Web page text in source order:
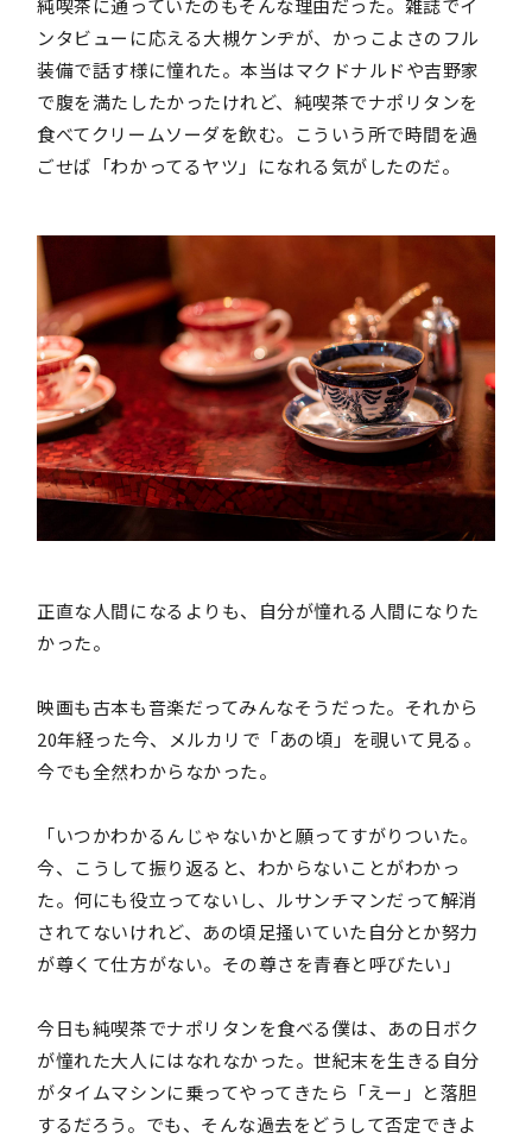
純喫茶に通っていたのもそんな理由だった。雑誌でイ
ンタビューに応える大槻ケンヂが、かっこよさのフル
装備で話す様に憧れた。本当はマクドナルドや吉野家
で腹を満たしたかったけれど、純喫茶でナポリタンを
食べてクリームソーダを飲む。こういう所で時間を過
ごせば「わかってるヤツ」になれる気がしたのだ。
正直な人間になるよりも、自分が憧れる人間になりた
かった。
映画も古本も音楽だってみんなそうだった。それから
20年経った今、メルカリで「あの頃」を覗いて見る。
今でも全然わからなかった。
「いつかわかるんじゃないかと願ってすがりついた。
今、こうして振り返ると、わからないことがわかっ
た。何にも役立ってないし、ルサンチマンだって解消
されてないけれど、あの頃足掻いていた自分とか努力
が尊くて仕方がない。その尊さを青春と呼びたい」
今日も純喫茶でナポリタンを食べる僕は、あの日ボク
が憧れた大人にはなれなかった。世紀末を生きる自分
がタイムマシンに乗ってやってきたら「えー」と落胆
するだろう。でも、そんな過去をどうして否定できよ